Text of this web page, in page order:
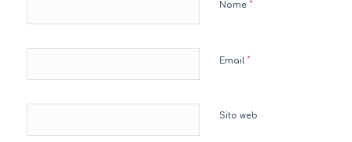
Nome *
Email *
Sito web